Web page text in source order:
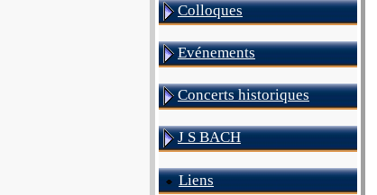
Colloques
Evénements
Concerts historiques
J S BACH
Liens